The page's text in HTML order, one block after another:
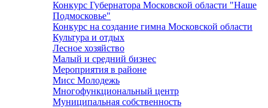
Конкурс Губернатора Московской области "Наше
Подмосковье"
Конкурс на создание гимна Московской области
Культура и отдых
Лесное хозяйство
Малый и средний бизнес
Мероприятия в районе
Мисс Молодежь
Многофункциональный центр
Муниципальная собственность